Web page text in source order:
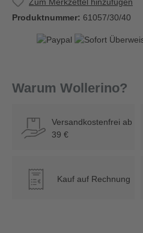
Produktnummer: 61057/30/40
Warum Wollerino?
Versandkostenfrei ab
39 €
€ Kauf auf Rechnung